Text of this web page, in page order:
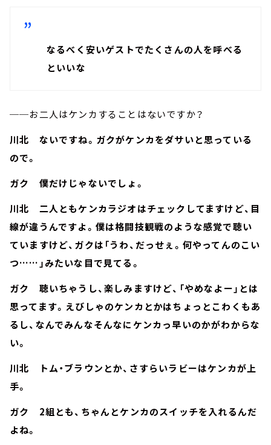
なるべく安いゲストでたくさんの人を呼べる
といいな
──お二人はケンカすることはないですか？
川北 ないですね。ガクがケンカをダサいと思っている
ので。
ガク 僕だけじゃないでしょ。
川北 二人ともケンカラジオはチェックしてますけど、目
線が違うんですよ。僕は格闘技観戦のような感覚で聴い
ていますけど、ガクは「うわ、だっせぇ。何やってんのこい
つ……」みたいな目で見てる。
ガク 聴いちゃうし、楽しみますけど、「やめなよー」とは
思ってます。えびしゃのケンカとかはちょっとこわくもあ
るし、なんでみんなそんなにケンカっ早いのかがわからな
い。
川北 トム・ブラウンとか、さすらいラビーはケンカが上
手。
ガク 2組とも、ちゃんとケンカのスイッチを入れるんだ
よね。